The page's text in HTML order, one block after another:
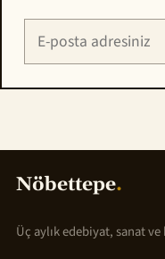
Nöbettepe.
Üç aylık edebiyat, sanat